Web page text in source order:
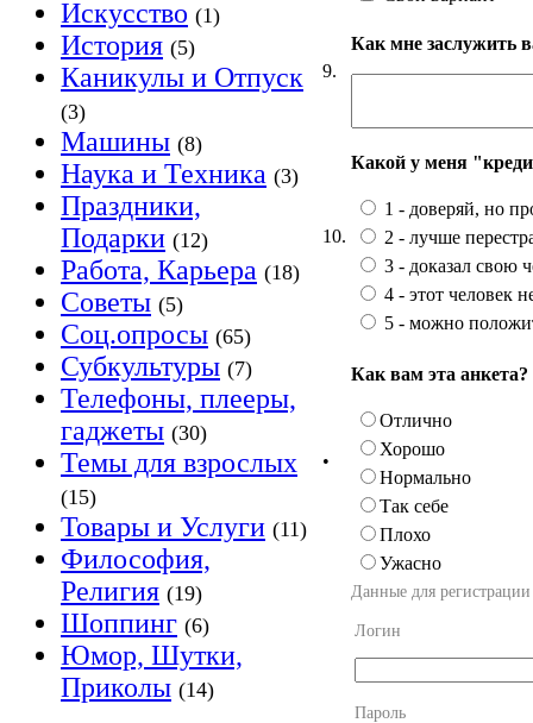
Искусство (1)
История (5)
Каникулы и Отпуск
(3)
Машины (8)
Наука и Техника (3)
Праздники,
Подарки (12)
Работа, Карьера (18)
Советы (5)
Соц.опросы (65)
Субкультуры (7)
Телефоны, плееры,
гаджеты (30)
Темы для взрослых
(15)
Товары и Услуги (11)
Философия,
Религия (19)
Шоппинг (6)
Юмор, Шутки,
Приколы (14)
9.
Как мне заслужить
10.
Какой у меня
1 - доверяй, но
2 - лучше
3 - доказал свою
4 - этот человек
5 - можно
•
Как вам эта анкета?
Отлично
Хорошо
Нормально
Так себе
Плохо
Ужасно
Данные для регистрации
Логин
Пароль